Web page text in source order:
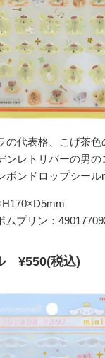
の代表格、こげ茶色
ンレトリバーの男の
ボンドロップシール
ムプリン：
¥550(税込)